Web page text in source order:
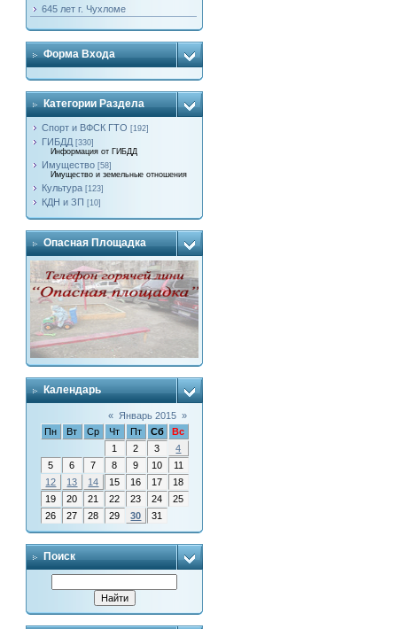
645 лет г. Чухломе
Форма Входа
Категории Раздела
Спорт и ВФСК ГТО [192]
ГИБДД [330]
Информация от ГИБДД
Имущество [58]
Имущество и земельные отношения
Культура [123]
КДН и ЗП [10]
Опасная Площадка
Календарь
« Январь 2015 »
Пн
Вт Ср Чт Пт Сб
Вс
1
2 3
4
5
6 7 8 9 10
11
12
13 14 15 16 17
18
19
20 21 22 23 24
25
26
27 28 29 30 31
Поиск